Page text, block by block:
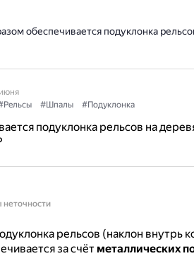
обеспечивается подуклонка
#Шпалы #Подуклонка
подуклонка рельсов на
неточности
рельсов (наклон внутрь
за счёт металлических